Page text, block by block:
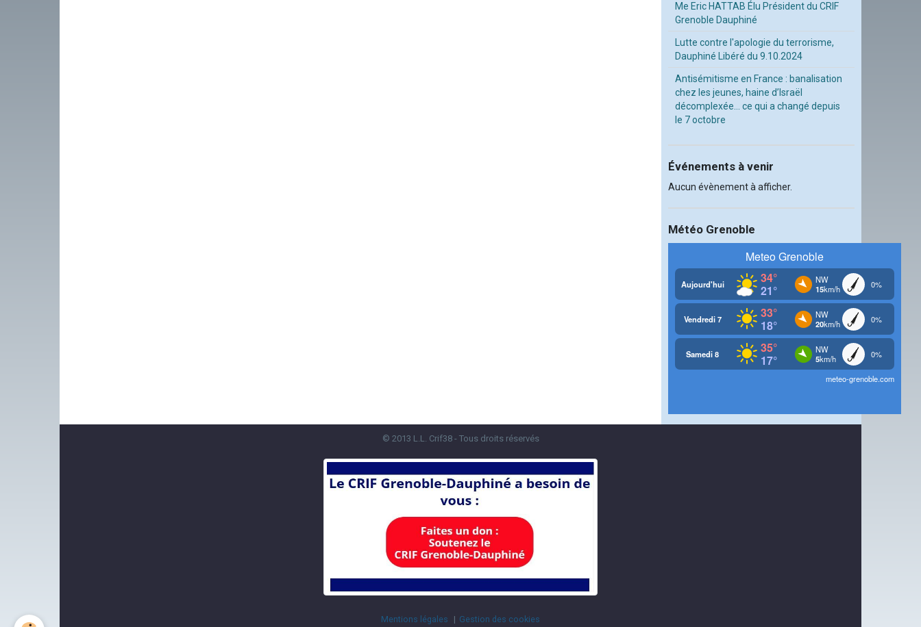
Me Eric HATTAB Élu Président du CRIF
Grenoble Dauphiné
Lutte contre l'apologie du terrorisme,
Dauphiné Libéré du 9.10.2024
Antisémitisme en France : banalisation
chez les jeunes, haine d’Israël
décomplexée… ce qui a changé depuis
le 7 octobre
Événements à venir
Aucun évènement à afficher.
Météo Grenoble
© 2013 L.L. Crif38 - Tous droits réservés
Mentions légales Gestion des cookies